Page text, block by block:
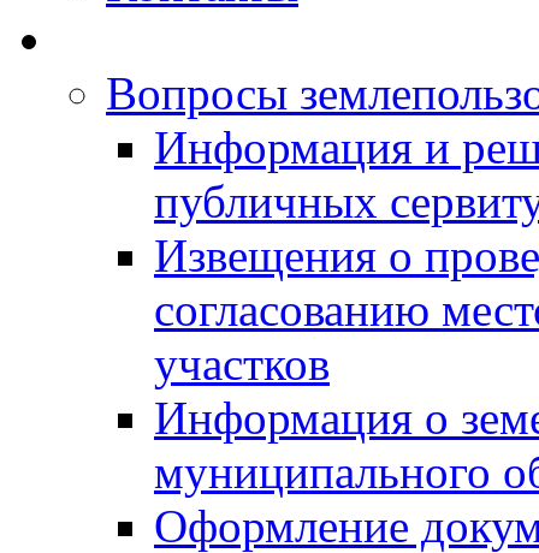
Вопросы
Информация и
публичных
Извещения о
согласованию
участков
Информация о
муниципального
Оформление